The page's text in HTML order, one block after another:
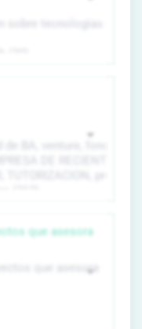
que asesora